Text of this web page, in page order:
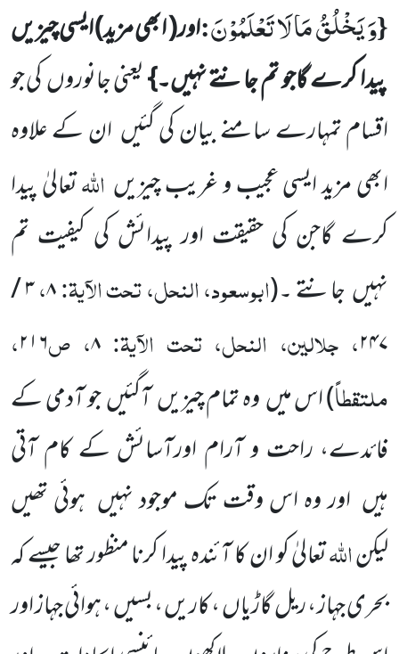
{وَ یَخْلُقُ مَا لَا تَعْلَمُوْنَ:اور( ابھی مزید)ایسی چیزیں
پیدا کرے گاجو تم جانتے نہیں۔}یعنی جانوروںکی جو
اقسامتمہارے سامنے بیان کی گئیں ان کے علاوہ
ابھی مزید ایسی عجیب و غریب چیزیں اللّٰہتعالیٰ پیدا
کرے گاجن کی حقیقت اورپیدائش کی کیفیت تم
نہیںجانتے ۔(ابوسعود، النحل، تحت الآیۃ:۸، ۳ /
۲۴۷، جلالین، النحل، تحت الآیۃ:۸، ص۲۱۶،
ملتقطاً)اس میںوہ تمام چیزیںآگئیںجو آدمی کے
فائدے، راحت و آرام اورآسائشکے کام آتی
ہیں اور وہ اس وقت تک موجود نہیں ہوئی تھیں
لیکناللّٰہتعالیٰ کو ان کا آئندہ پیدا کرنا منظور تھا جیسے کہ
بحری جہاز ، ریل گاڑیاں، کاریں ، بسیں ، ہوائی جہاز اور